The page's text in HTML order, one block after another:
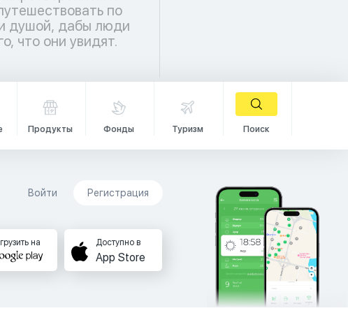
что они увидят.
Продукты Фонды Туризм Поиск
Войти Регистрация
на Доступно в
App Store